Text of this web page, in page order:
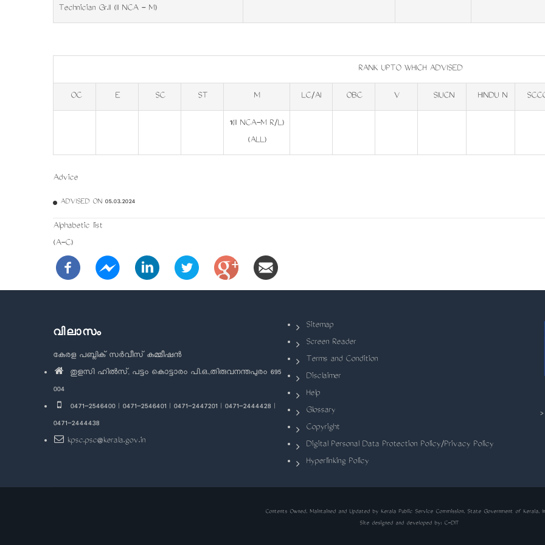
Technician Gr.II (II NCA - M)
RANK UPTO WHICH ADVISED
OC E SC ST M LC/AI OBC V SIUCN HINDU N
1(II NCA-M R/L)
(ALL)
Advice
ADVISED ON 05.03.2024
Alphabetic list
(A-C)
വിലാസം
കേരള പബ്ലിക് സർവീസ് കമ്മീഷൻ
തുളസി ഹിൽസ്, പട്ടം കൊട്ടാരം പി.ഒ.,തിരുവനന്തപുരം 695
004
0471-2546400 | 0471-2546401 | 0471-2447201 | 0471-2444428 |
0471-2444438
kpsc.psc@kerala.gov.in
Sitemap
Screen Reader
Terms and Condition
Disclaimer
Help
Glossary
Copyright
Digital Personal Data Protection Policy/Privacy Policy
Hyperlinking Policy
>
Contents Owned, Maintained and Updated by Kerala Public Service Commission, State Government of Kerala,
Site designed and developed by: C-DIT